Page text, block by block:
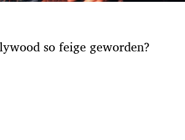
so feige geworden?